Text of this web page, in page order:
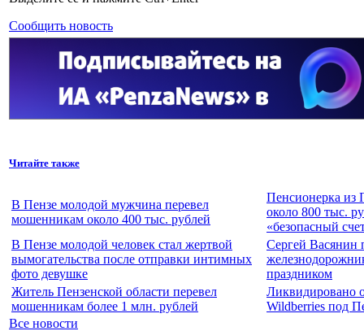
Сообщить новость
Читайте также
В Пензе молодой мужчина перевел
мошенникам около 400 тыс. рублей
Пенсионерка из
около 800 тыс.
«безопасный
В Пензе молодой человек стал жертвой
вымогательства после отправки интимных
фото девушке
Сергей Васянин
праздником
Житель Пензенской области перевел
мошенникам более 1 млн. рублей
Ликвидировано
Wildberries под
Все новости